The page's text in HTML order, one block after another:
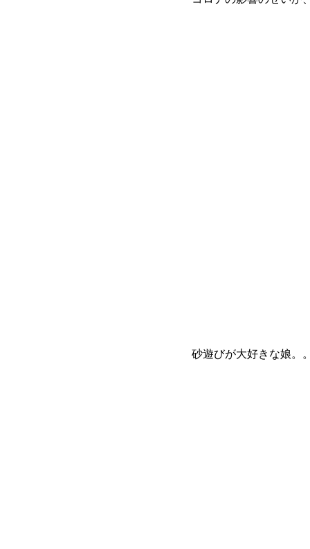
砂遊びが大好きな娘。。